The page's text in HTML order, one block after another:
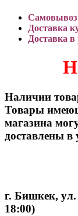
Самовывоз
Доставка
Доставка
Наличии
Товары
магазина
доставлены в
г. Бишкек, ул.
18:00)